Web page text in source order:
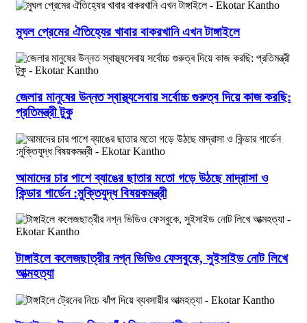
মুঘল প্রেমের ঐতিহ্যের খাবার বাকরখানি এখন টাঙ্গাইলে
জেলার মানুষের উন্নত স্বাস্থ্যসেবায় সর্বোচ্চ গুরুত্ব দিয়ে কাজ করছি:
প্রতিমন্ত্রী টুকু
আমাদের চার পাশে ব্যাঙের ছাতার মতো গড়ে উঠছে মাদ্রাসা ও
কিন্ডার গার্ডেন :মুক্তিযুদ্ধ বিষয়কমন্ত্রী
টাঙ্গাইলে কলেজছাত্রীর নগ্ন ভিডিও ফেসবুকে, সুইসাইড নোট লিখে
আত্মহত্যা